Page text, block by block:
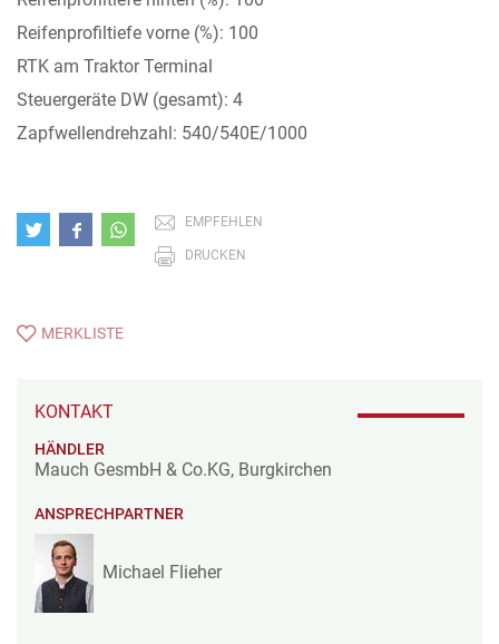
Reifenprofiltiefe vorne (%): 100
RTK am Traktor Terminal
Steuergeräte DW (gesamt): 4
Zapfwellendrehzahl: 540/540E/1000
EMPFEHLEN
DRUCKEN
MERKLISTE
KONTAKT
HÄNDLER
Mauch GesmbH & Co.KG, Burgkirchen
ANSPRECHPARTNER
Michael Flieher